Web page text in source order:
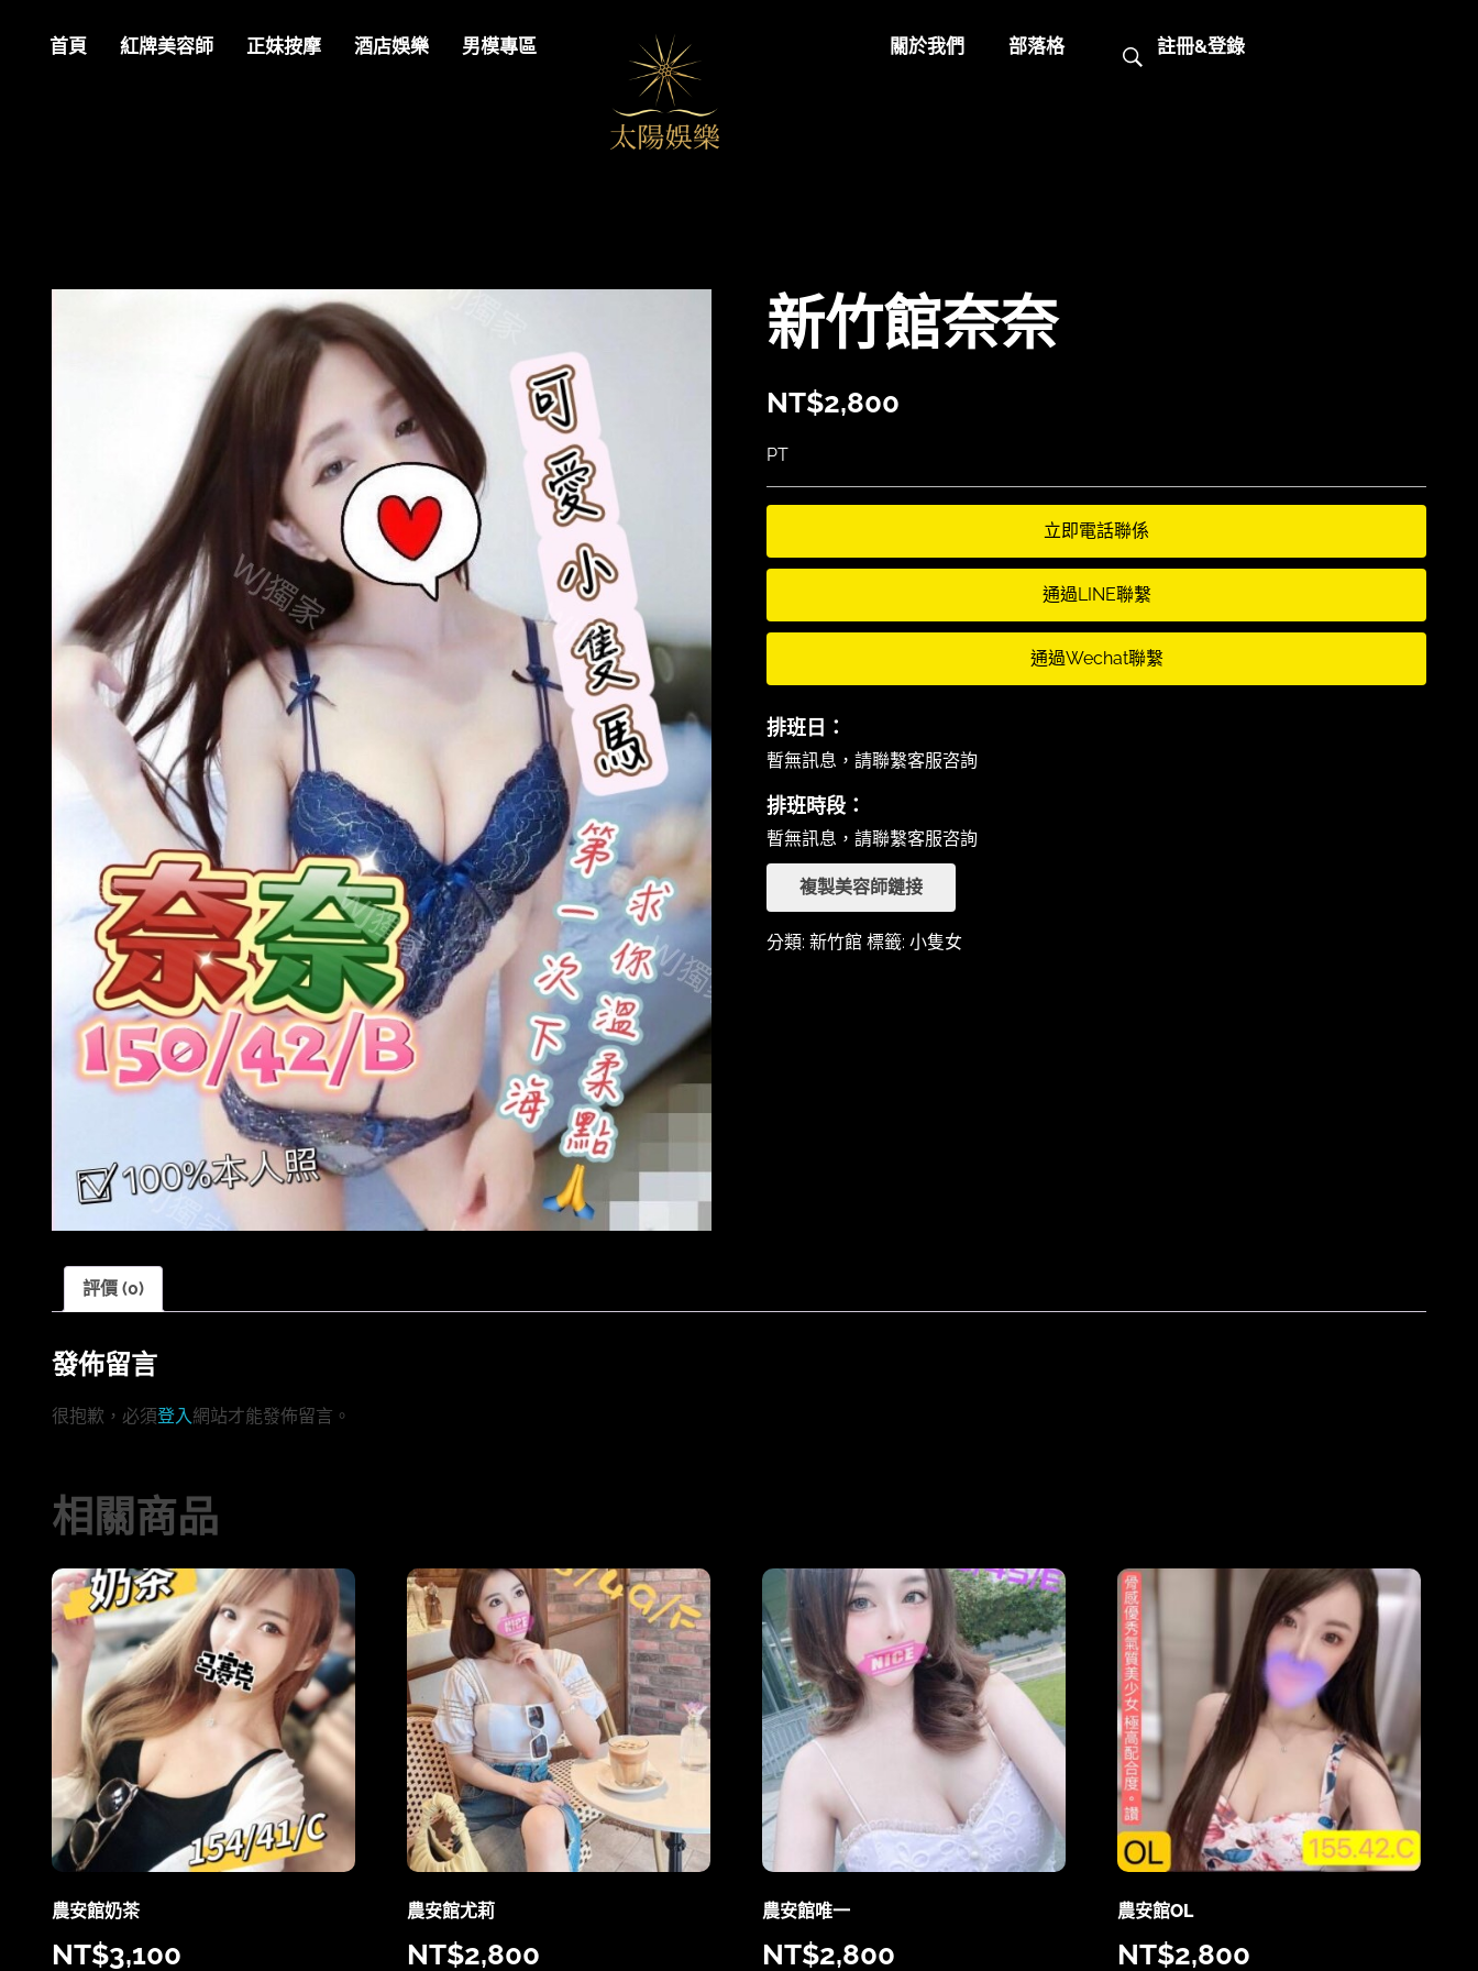
首頁 紅牌美容師 正妹按摩 酒店娛樂 男模專區 關於我們 部落格 註冊&登錄
新竹館奈奈
NT$2,800
PT
立即電話聯係
通過LINE聯繫
通過Wechat聯繫
排班日：
暫無訊息，請聯繫客服咨詢
排班時段：
暫無訊息，請聯繫客服咨詢
複製美容師鏈接
分類: 新竹館 標籤: 小隻女
評價 (0)
發佈留言
很抱歉，必須登入網站才能發佈留言。
相關商品
農安館奶茶
NT$3,100
農安館尤莉
NT$2,800
農安館唯一
NT$2,800
農安館OL
NT$2,800